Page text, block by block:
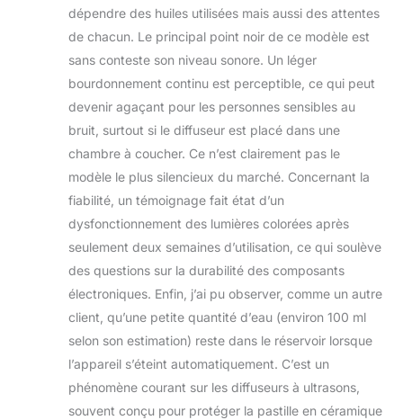
un environnement
d'aromathérapie
【Choisir la bonne
huile essentielle】
L'efficacité de la
diffusion des
odeurs de votre
machine
d'aromathérapie
dépend en grande
partie des huiles
utilisées. Si vous ne
savez pas si vos
huiles sont
compatibles avec
contactez-nous.
dépendre des huiles utilisées mais aussi des attentes
de chacun. Le principal point noir de ce modèle est
sans conteste son niveau sonore. Un léger
bourdonnement continu est perceptible, ce qui peut
devenir agaçant pour les personnes sensibles au
bruit, surtout si le diffuseur est placé dans une
chambre à coucher. Ce n’est clairement pas le
modèle le plus silencieux du marché. Concernant la
fiabilité, un témoignage fait état d’un
dysfonctionnement des lumières colorées après
seulement deux semaines d’utilisation, ce qui soulève
des questions sur la durabilité des composants
électroniques. Enfin, j’ai pu observer, comme un autre
client, qu’une petite quantité d’eau (environ 100 ml
selon son estimation) reste dans le réservoir lorsque
l’appareil s’éteint automatiquement. C’est un
phénomène courant sur les diffuseurs à ultrasons,
souvent conçu pour protéger la pastille en céramique